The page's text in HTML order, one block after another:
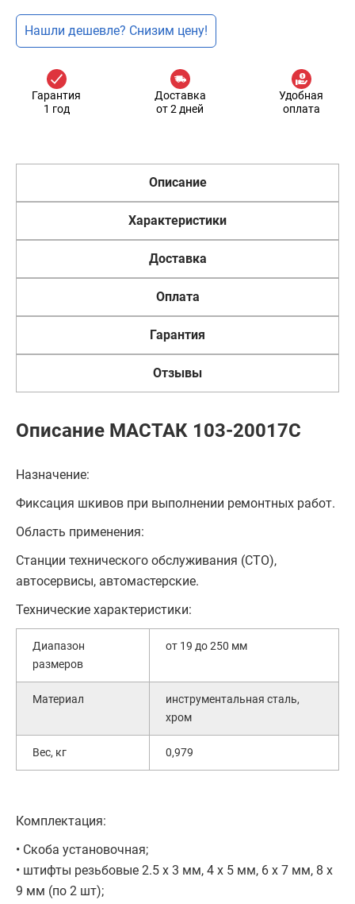
Нашли дешевле? Снизим цену!
Гарантия
1 год
Доставка
от 2 дней
Удобная
оплата
Описание
Характеристики
Доставка
Оплата
Гарантия
Отзывы
Описание МАСТАК 103-20017C
Назначение:
Фиксация шкивов при выполнении ремонтных работ.
Область применения:
Станции технического обслуживания (СТО),
автосервисы, автомастерские.
Технические характеристики:
Диапазон
размеров
от 19 до 250 мм
Материал
инструментальная сталь,
хром
Вес, кг 0,979
Комплектация:
• Скоба установочная;
• штифты резьбовые 2.5 х 3 мм, 4 х 5 мм, 6 х 7 мм, 8 х
9 мм (по 2 шт);